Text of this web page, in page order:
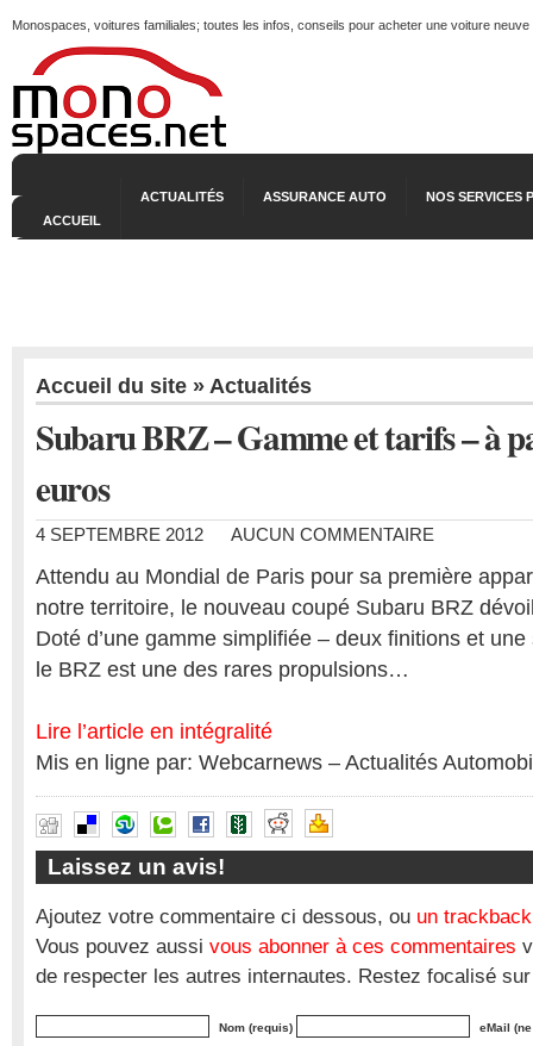
Monospaces, voitures familiales; toutes les infos, conseils pour acheter une voiture
ACCUEIL
ACTUALITÉS ASSURANCE AUTO NOS SERVICES
Accueil du site » Actualités
Subaru BRZ – Gamme et tarifs – à
euros
4 SEPTEMBRE 2012 AUCUN COMMENTAIRE
Attendu au Mondial de Paris pour sa première
notre territoire, le nouveau coupé Subaru BRZ
Doté d’une gamme simplifiée – deux finitions et
le BRZ est une des rares propulsions…
Lire l’article en intégralité
Mis en ligne par: Webcarnews – Actualités
Laissez un avis!
Ajoutez votre commentaire ci dessous, ou un trackback
Vous pouvez aussi vous abonner à ces commentaires
de respecter les autres internautes. Restez focalisé
Nom (requis) eMail